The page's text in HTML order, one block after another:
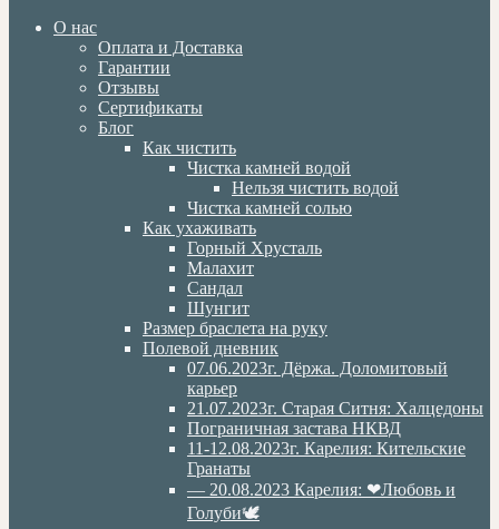
О нас
Оплата и Доставка
Гарантии
Отзывы
Сертификаты
Блог
Как чистить
Чистка камней водой
Нельзя чистить водой
Чистка камней солью
Как ухаживать
Горный Хрусталь
Малахит
Сандал
Шунгит
Размер браслета на руку
Полевой дневник
07.06.2023г. Дёржа. Доломитовый
карьер
21.07.2023г. Старая Ситня: Халцедоны
Пограничная застава НКВД
11-12.08.2023г. Карелия: Кительские
Гранаты
— 20.08.2023 Карелия: ❤Любовь и
Голуби🕊